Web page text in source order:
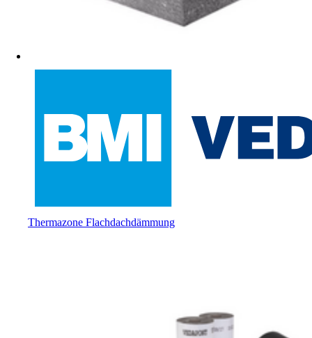
Thermazone Flachdachdämmung